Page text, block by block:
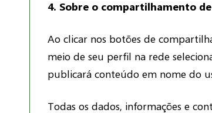
4. Sobre o compartilhamento
Ao clicar nos botões de
meio de seu perfil na rede
publicará conteúdo em nome do
Todas os dados, informações e